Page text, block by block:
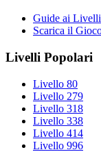
Guide ai Livelli
Scarica il
Livelli Popolari
Livello 80
Livello 279
Livello 318
Livello 338
Livello 414
Livello 996